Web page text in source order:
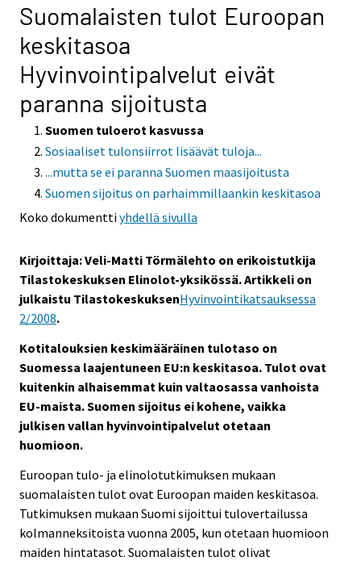
Suomalaisten tulot Euroopan
keskitasoa
Hyvinvointipalvelut eivät
paranna sijoitusta
Suomen tuloerot kasvussa
Sosiaaliset tulonsiirrot lisäävät tuloja...
...mutta se ei paranna Suomen maasijoitusta
Suomen sijoitus on parhaimmillaankin keskitasoa
Koko dokumenttiyhdellä sivulla
Kirjoittaja: Veli-Matti Törmälehto on erikoistutkija
Tilastokeskuksen Elinolot-yksikössä. Artikkeli on
julkaistu TilastokeskuksenHyvinvointikatsauksessa
2/2008.
Kotitalouksien keskimääräinen tulotaso on
Suomessa laajentuneen EU:n keskitasoa. Tulot ovat
kuitenkin alhaisemmat kuin valtaosassa vanhoista
EU-maista. Suomen sijoitus ei kohene, vaikka
julkisen vallan hyvinvointipalvelut otetaan
huomioon.
Euroopan tulo- ja elinolotutkimuksen mukaan
suomalaisten tulot ovat Euroopan maiden keskitasoa.
Tutkimuksen mukaan Suomi sijoittui tulovertailussa
kolmanneksitoista vuonna 2005, kun otetaan huomioon
maiden hintatasot. Suomalaisten tulot olivat